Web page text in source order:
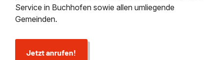
Service in Buchhofen sowie allen umliegende
Gemeinden.
Jetzt anrufen!